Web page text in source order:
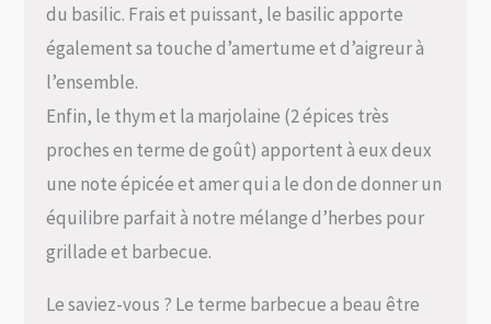
du basilic. Frais et puissant, le basilic apporte
également sa touche d’amertume et d’aigreur à
l’ensemble.
Enfin, le thym et la marjolaine (2 épices très
proches en terme de goût) apportent à eux deux
une note épicée et amer qui a le don de donner un
équilibre parfait à notre mélange d’herbes pour
grillade et barbecue.
Le saviez-vous ? Le terme barbecue a beau être